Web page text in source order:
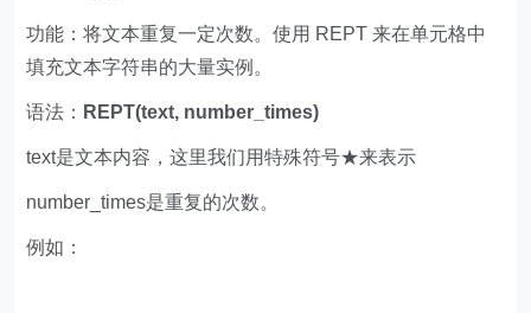
功能：将文本重复一定次数。使用 REPT 来在单元格中
填充文本字符串的大量实例。
语法： REPT(text, number_times)
text是文本内容，这里我们用特殊符号★来表示
number_times是重复的次数。
例如：